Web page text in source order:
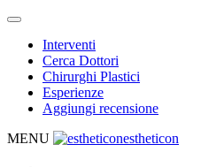
Interventi
Cerca Dottori
Chirurghi Plastici
Esperienze
Aggiungi recensione
MENU
estheticon